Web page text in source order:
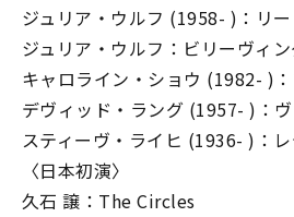
ジュリア・ウルフ (1958- )：リ
ジュリア・ウルフ：ビリーヴィ
キャロライン・ショウ (1982- )
デヴィッド・ラング (1957- )：
スティーヴ・ライヒ (1936- )：
〈日本初演〉
久石 譲：The Circles